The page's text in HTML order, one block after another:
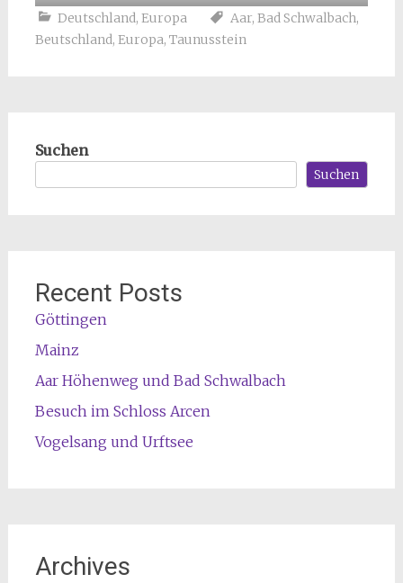
Deutschland, Europa Aar, Bad Schwalbach,
Beutschland, Europa, Taunusstein
Suchen
Suchen
Recent Posts
Göttingen
Mainz
Aar Höhenweg und Bad Schwalbach
Besuch im Schloss Arcen
Vogelsang und Urftsee
Archives